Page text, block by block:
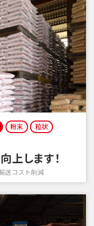
粉末
粒状
上します！
送コスト削減